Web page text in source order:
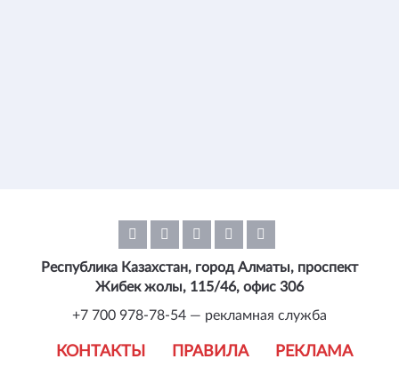
КОНТАКТЫ ПРАВИЛА РЕКЛАМА
Республика Казахстан, город Алматы, проспект
Жибек жолы, 115/46, офис 306
+7 700 978-78-54 — рекламная служба